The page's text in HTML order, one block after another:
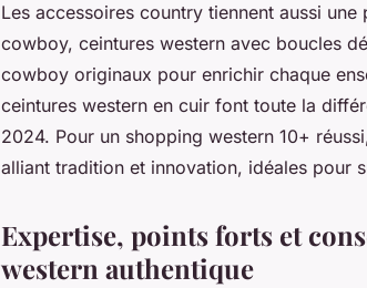
Les accessoires country tiennent aussi
cowboy, ceintures western avec boucles
cowboy originaux pour enrichir chaque
ceintures western en cuir font toute la
2024. Pour un shopping western 10+
alliant tradition et innovation, idéales pour
Expertise, points forts et
western authentique